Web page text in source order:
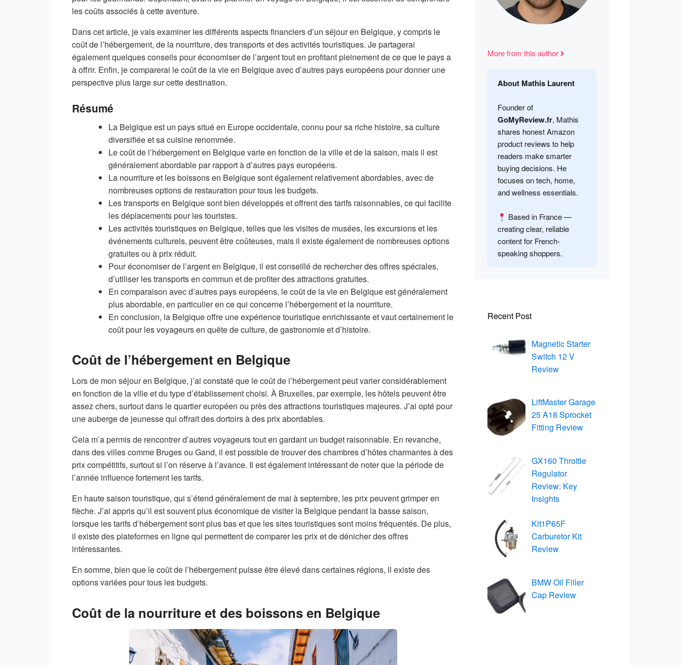
les coûts associés à cette aventure.
Dans cet article, je vais examiner les différents aspects financiers d’un séjour en Belgique, y compris le
coût de l’hébergement, de la nourriture, des transports et des activités touristiques. Je partagerai
également quelques conseils pour économiser de l’argent tout en profitant pleinement de ce que le pays a
à offrir. Enfin, je comparerai le coût de la vie en Belgique avec d’autres pays européens pour donner une
perspective plus large sur cette destination.
Résumé
La Belgique est un pays situé en Europe occidentale, connu pour sa riche histoire, sa culture
diversifiée et sa cuisine renommée.
Le coût de l’hébergement en Belgique varie en fonction de la ville et de la saison, mais il est
généralement abordable par rapport à d’autres pays européens.
La nourriture et les boissons en Belgique sont également relativement abordables, avec de
nombreuses options de restauration pour tous les budgets.
Les transports en Belgique sont bien développés et offrent des tarifs raisonnables, ce qui facilite
les déplacements pour les touristes.
Les activités touristiques en Belgique, telles que les visites de musées, les excursions et les
événements culturels, peuvent être coûteuses, mais il existe également de nombreuses options
gratuites ou à prix réduit.
Pour économiser de l’argent en Belgique, il est conseillé de rechercher des offres spéciales,
d’utiliser les transports en commun et de profiter des attractions gratuites.
En comparaison avec d’autres pays européens, le coût de la vie en Belgique est généralement
plus abordable, en particulier en ce qui concerne l’hébergement et la nourriture.
En conclusion, la Belgique offre une expérience touristique enrichissante et vaut certainement le
coût pour les voyageurs en quête de culture, de gastronomie et d’histoire.
Coût de l’hébergement en Belgique
Lors de mon séjour en Belgique, j’ai constaté que le coût de l’hébergement peut varier considérablement
en fonction de la ville et du type d’établissement choisi. À Bruxelles, par exemple, les hôtels peuvent être
assez chers, surtout dans le quartier européen ou près des attractions touristiques majeures. J’ai opté pour
une auberge de jeunesse qui offrait des dortoirs à des prix abordables.
Cela m’a permis de rencontrer d’autres voyageurs tout en gardant un budget raisonnable. En revanche,
dans des villes comme Bruges ou Gand, il est possible de trouver des chambres d’hôtes charmantes à des
prix compétitifs, surtout si l’on réserve à l’avance. Il est également intéressant de noter que la période de
l’année influence fortement les tarifs.
En haute saison touristique, qui s’étend généralement de mai à septembre, les prix peuvent grimper en
flèche. J’ai appris qu’il est souvent plus économique de visiter la Belgique pendant la basse saison,
lorsque les tarifs d’hébergement sont plus bas et que les sites touristiques sont moins fréquentés. De plus,
il existe des plateformes en ligne qui permettent de comparer les prix et de dénicher des offres
intéressantes.
En somme, bien que le coût de l’hébergement puisse être élevé dans certaines régions, il existe des
options variées pour tous les budgets.
Coût de la nourriture et des boissons en Belgique
More from this author
About Mathis Laurent
Founder of
GoMyReview.fr, Mathis
shares honest Amazon
product reviews to help
readers make smarter
buying decisions. He
focuses on tech, home,
and wellness essentials.
Based in France —
creating clear, reliable
content for French-
speaking shoppers.
Recent Post
Magnetic Starter
Switch 12 V
Review
LiftMaster Garage
25 A18 Sprocket
Fitting Review
GX160 Throttle
Regulator
Review: Key
Insights
Kit1P65F
Carburetor Kit
Review
BMW Oil Filler
Cap Review